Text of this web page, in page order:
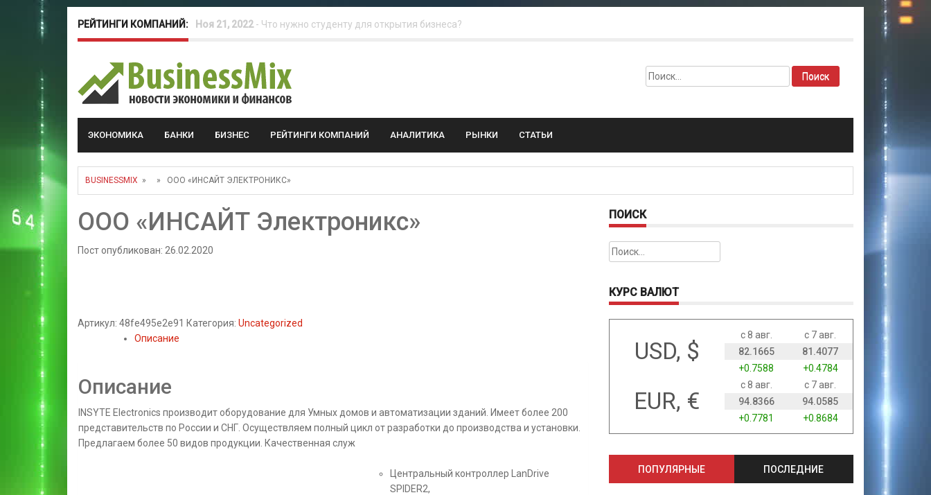
РЕЙТИНГИ КОМПАНИЙ: Окт 26, 2022- Телефония для amoCRM: лучшие инструменты для бизнеса
Найти:
ЭКОНОМИКА БАНКИ БИЗНЕС РЕЙТИНГИ КОМПАНИЙ АНАЛИТИКА РЫНКИ СТАТЬИ
BUSINESSMIX » » ООО «ИНСАЙТ ЭЛЕКТРОНИКС»
ООО «ИНСАЙТ Электроникс»
Пост опубликован: 26.02.2020
Артикул: 48fe495e2e91 Категория: Uncategorized
Описание
Описание
INSYTE Electronics производит оборудование для Умных домов и автоматизации зданий. Имеет более 200
представительств по России и СНГ. Осуществляем полный цикл от разработки до производства и установки.
Предлагаем более 50 видов продукции. Качественная служ
Центральный контроллер LanDrive
SPIDER2,
ПОИСК
Найти:
КУРС ВАЛЮТ
USD, $
с 8 авг.
с 7 авг.
82.1665
81.4077
+0.7588
+0.4784
EUR, €
с 8 авг.
с 7 авг.
94.8366
94.0585
+0.7781
+0.8684
ПОПУЛЯРНЫЕ ПОСЛЕДНИЕ